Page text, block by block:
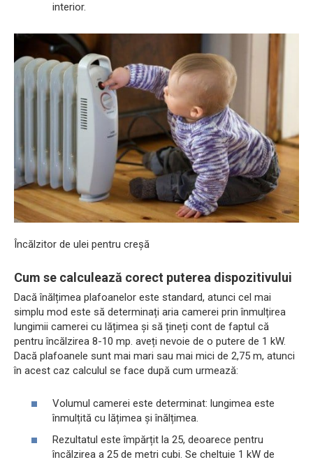
interior.
Încălzitor de ulei pentru creșă
Cum se calculează corect puterea dispozitivului
Dacă înălțimea plafoanelor este standard, atunci cel mai
simplu mod este să determinați aria camerei prin înmulțirea
lungimii camerei cu lățimea și să țineți cont de faptul că
pentru încălzirea 8-10 mp. aveți nevoie de o putere de 1 kW.
Dacă plafoanele sunt mai mari sau mai mici de 2,75 m, atunci
în acest caz calculul se face după cum urmează:
Volumul camerei este determinat: lungimea este
înmulțită cu lățimea și înălțimea.
Rezultatul este împărțit la 25, deoarece pentru
încălzirea a 25 de metri cubi. Se cheltuie 1 kW de